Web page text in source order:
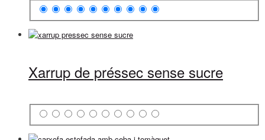
Xarrup de préssec sense sucre